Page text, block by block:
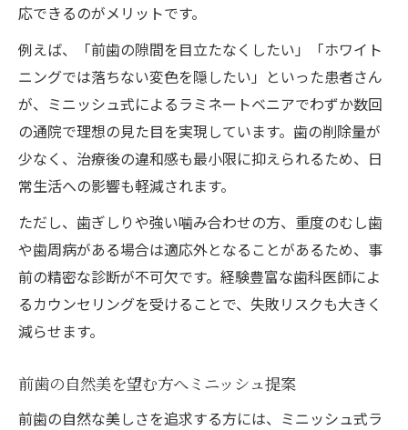
応できるのがメリットです。
例えば、「前歯の隙間を目立たなくしたい」「ホワイト
ニングでは落ちない変色を隠したい」といった患者さん
が、ミニッシュ式によるラミネートベニアでわずか数回
の通院で理想の見た目を実現しています。歯の削除量が
少なく、治療後の違和感も最小限に抑えられるため、日
常生活への影響も軽減されます。
ただし、歯ぎしりや強い噛み合わせの方、重度のむし歯
や歯周病がある場合は適応外となることがあるため、事
前の精密な診断が不可欠です。経験豊富な歯科医師によ
るカウンセリングを受けることで、失敗リスクも大きく
減らせます。
前歯の自然美を望む方へミニッシュ提案
前歯の自然な美しさを追求する方には、ミニッシュ式ラ